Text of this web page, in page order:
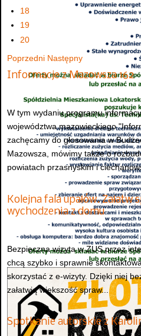
18
19
20
Poprzedni Następny
Informacje z Mazowsza 162
W tym wydaniu programu
województwa mazowieckiego
zachęcamy do głosowania w
Mazowsza, mówimy także o
powiatach przasnyskim i
Kolejna fala upałów. Załatw
wychodzenia z domu
Bezpieczna wizyta w ZUS przez
chcą szybko i sprawnie
skorzystać z e-wizyty. Dzięki niej
załatwią większość spraw...
Spotkanie autorskie z